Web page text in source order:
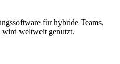
für hybride Teams,
wird weltweit genutzt.